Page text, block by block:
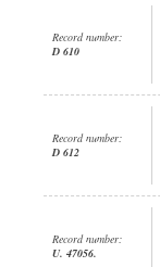
Record number:
D 610
Record number:
D 612
Record number:
U. 47056.